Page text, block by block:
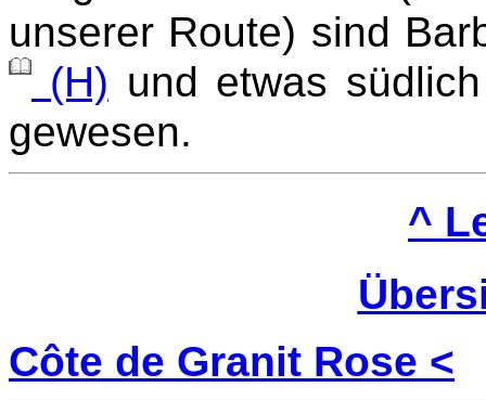
unserer Route) sind
(H) und etwas
gewesen.
^
Côte de Granit Rose <